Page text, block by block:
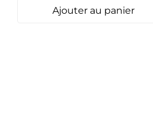
Ajouter au panier